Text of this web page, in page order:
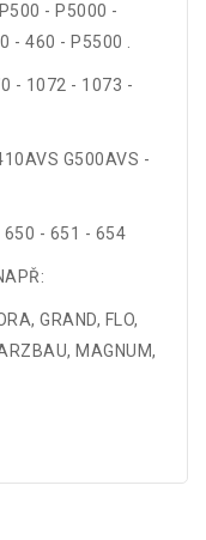
- P5000 -
- 460 - P5500 .
- 1072 - 1073 -
G500AVS -
650 - 651 - 654
GRAND, FLO,
MAGNUM,